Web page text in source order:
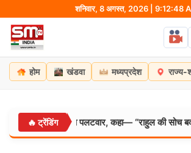
content
शनिवार, 8 अगस्त, 2026 | 9:12:49
होम खंडवा मध्यप्रदेश राज्य-
🔥 ट्रेंडिंग
रिजिजू का पलटवार, कहा— “राहुल की सोच बदली,